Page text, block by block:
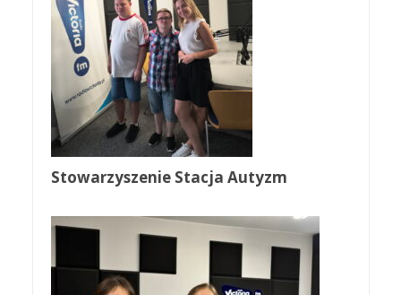
Stowarzyszenie Stacja Autyzm